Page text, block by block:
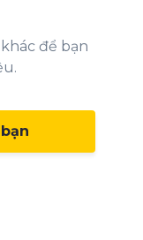
để bạn